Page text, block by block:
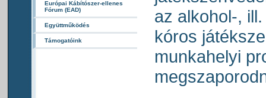
Európai Kábítószer-ellenes
Fórum (EAD)
Együttműködés
Támogatóink
az alkohol-,
kóros
munkahelyi